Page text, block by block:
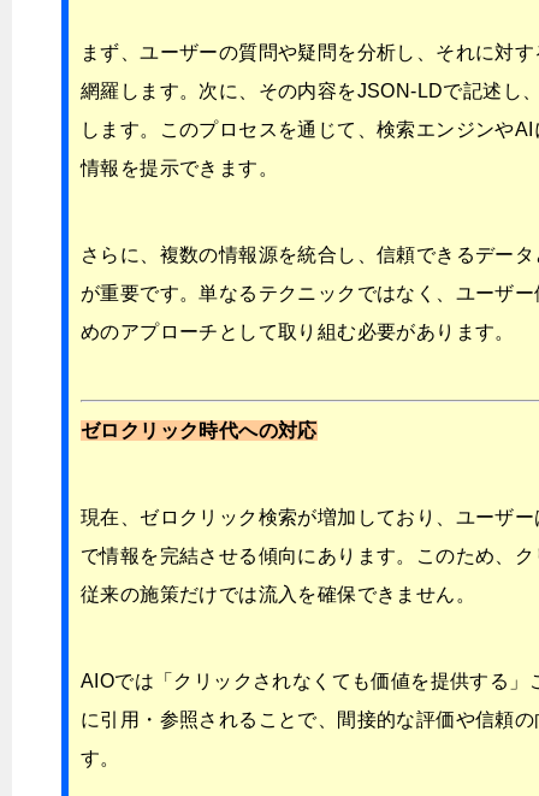
まず、ユーザーの質問や疑問を分析し、それに対
網羅します。次に、その内容をJSON-LDで記述し
します。このプロセスを通じて、検索エンジンや
情報を提示できます。
さらに、複数の情報源を統合し、信頼できるデー
が重要です。単なるテクニックではなく、ユーザ
めのアプローチとして取り組む必要があります。
ゼロクリック時代への対応
現在、ゼロクリック検索が増加しており、ユーザ
で情報を完結させる傾向にあります。このため、
従来の施策だけでは流入を確保できません。
AIOでは「クリックされなくても価値を提供する」
に引用・参照されることで、間接的な評価や信頼
す。